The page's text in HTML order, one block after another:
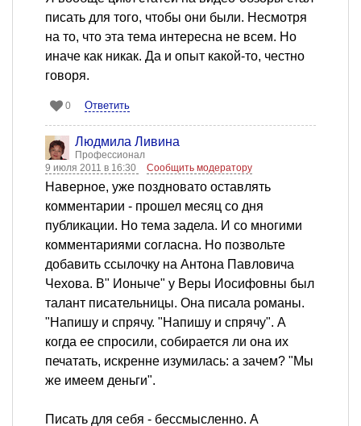
писать для того, чтобы они были. Несмотря
на то, что эта тема интересна не всем. Но
иначе как никак. Да и опыт какой-то, честно
говоря.
0 Ответить
Людмила Ливина
Профессионал
9 июля 2011 в 16:30
Сообщить модератору
Наверное, уже поздновато оставлять
комментарии - прошел месяц со дня
публикации. Но тема задела. И со многими
комментариями согласна. Но позвольте
добавить ссылочку на Антона Павловича
Чехова. В" Ионыче" у Веры Иосифовны был
талант писательницы. Она писала романы.
"Напишу и спрячу. "Напишу и спрячу". А
когда ее спросили, собирается ли она их
печатать, искренне изумилась: а зачем? "Мы
же имеем деньги".
Писать для себя - бессмысленно. А